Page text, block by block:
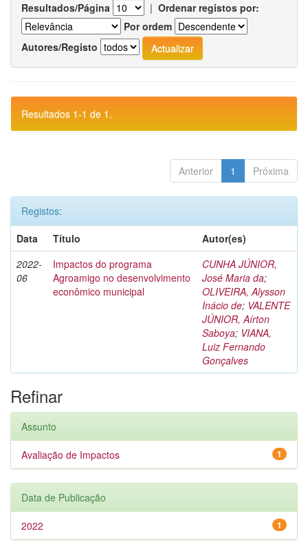
Resultados/Página | Ordenar registos por:
Por ordem
Autores/Registo
Resultados 1-1 de 1.
Anterior 1 Próxima
Registos:
Data
Título
Autor(es)
2022-
06
Impactos do programa
Agroamigo no desenvolvimento
econômico municipal
CUNHA JÚNIOR,
José Maria da;
OLIVEIRA, Alysson
Inácio de; VALENTE
JÚNIOR, Aírton
Saboya; VIANA,
Luiz Fernando
Gonçalves
Refinar
Assunto
1
Avaliação de Impactos
Data de Publicação
1
2022